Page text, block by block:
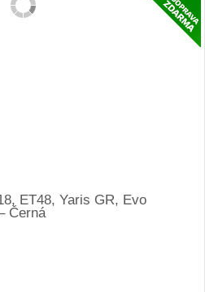
ET48, Yaris GR, Evo
Černá